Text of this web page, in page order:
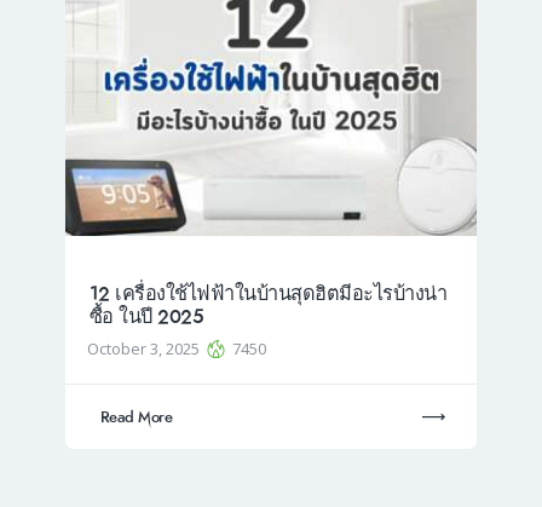
12 เครื่องใช้ไฟฟ้าในบ้านสุดฮิตมีอะไรบ้างน่า
ซื้อ ในปี 2025
October 3, 2025 7450
Read More